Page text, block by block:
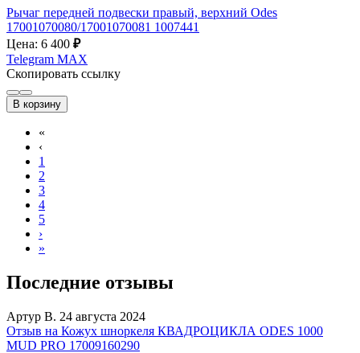
Рычаг передней подвески правый, верхний Odes
17001070080/17001070081 1007441
Цена: 6 400 ₽
Telegram MAX
Скопировать ссылку
В корзину
«
‹
1
2
3
4
5
›
»
Последние отзывы
Артур В. 24 августа 2024
Отзыв на Кожух шноркеля КВАДРОЦИКЛА ODES 1000
MUD PRO 17009160290